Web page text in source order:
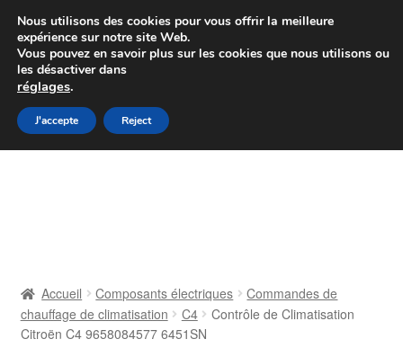
Colissimo livraison à partir de 7 EUR
Du lundi au vendredi de 9 h à 16 h
Aller
à
Aller
au
Contact
Accueil Composants électriques
Commandes de
chauffage de climatisation
C4
Contrôle de Climatisation
Citroën C4 9658084577 6451SN
Nous utilisons des cookies pour vous offrir la meilleure
expérience sur notre site Web.
Vous pouvez en savoir plus sur les cookies que nous utilisons ou
les désactiver dans
réglages.
J'accepte Reject